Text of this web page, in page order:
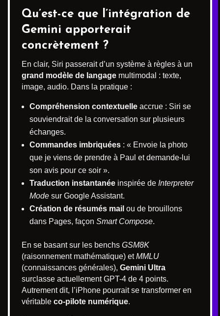
Qu’est-ce que l’intégration de
Gemini apporterait
concrètement ?
En clair, Siri passerait d’un système à règles à un
grand modèle de langage multimodal : texte,
image, audio. Dans la pratique :
Compréhension contextuelle accrue : Siri se
souviendrait de la conversation sur plusieurs
échanges.
Commandes imbriquées : « Envoie la photo
que je viens de prendre à Paul et demande-lui
son avis pour ce soir ».
Traduction instantanée inspirée de Interpreter
Mode sur Google Assistant.
Création de résumés mail ou de brouillons
dans Pages, façon Smart Compose.
En se basant sur les benchs GSM8K
(raisonnement mathématique) etMMLU
(connaissances générales), Gemini Ultra
surclasse actuellement GPT-4 de 4 points.
Autrement dit, l’iPhone pourrait se transformer en
véritable co-pilote numérique.